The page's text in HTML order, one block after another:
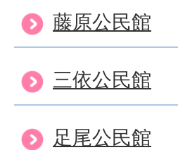
藤原公民館
三依公民館
足尾公民館